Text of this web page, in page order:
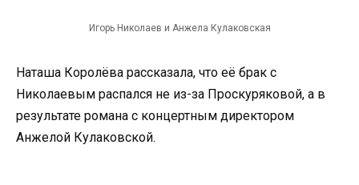
Игорь Николаев и Анжела Кулаковская
Наташа Королёва рассказала, что её брак с
Николаевым распался не из-за Проскуряковой, а в
результате романа с концертным директором
Анжелой Кулаковской.